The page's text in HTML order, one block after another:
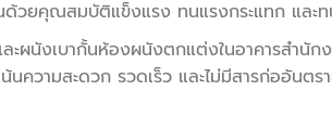
ด้วยคุณสมบัติแข็งแรง ทนแรงกระแทก และ
ะผนังเบากั้นห้องผนังตกแต่งในอาคารสำนั
น้นความสะดวก รวดเร็ว และไม่มีสารก่ออันต